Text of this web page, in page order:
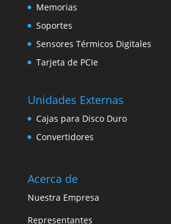
Memorias
Soportes
Sensores Térmicos Digitales
Tarjeta de PCIe
Unidades Externas
Cajas para Disco Duro
Convertidores
Acerca de
Nuestra Empresa
Representantes